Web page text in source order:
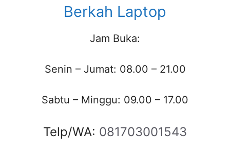
Berkah Laptop
Jam Buka:
Senin – Jumat: 08.00 – 21.00
Sabtu – Minggu: 09.00 – 17.00
Telp/WA: 081703001543